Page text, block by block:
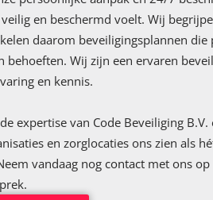
en beschermd voelt. Wij
daarom beveiligingsplannen die
behoeften. Wij zijn een ervaren
en kennis.
expertise van Code Beveiliging
en zorglocaties ons zien als
vandaag nog contact met ons